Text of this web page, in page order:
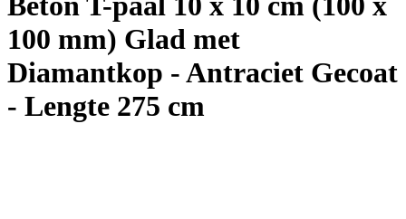
100 mm) Glad met
Diamantkop - Antraciet Gecoat
- Lengte 275 cm